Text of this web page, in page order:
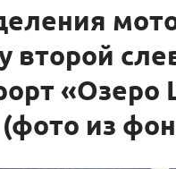
второй
(фото из